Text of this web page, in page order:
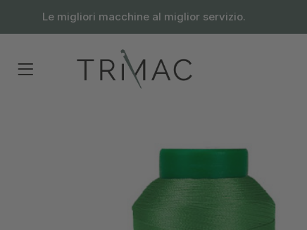
Le migliori macchine al miglior servizio.